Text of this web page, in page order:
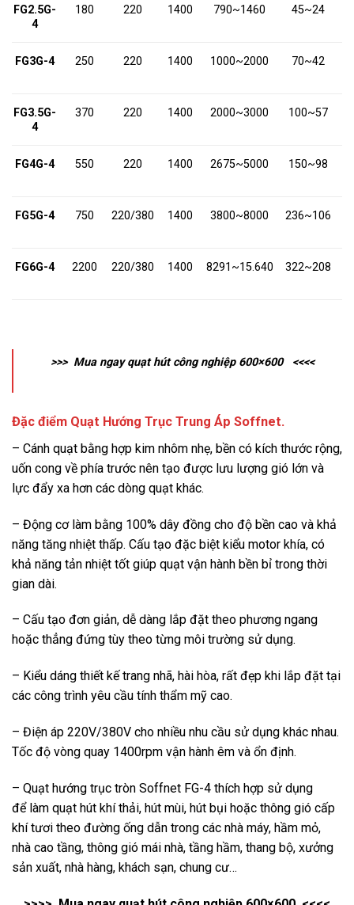
FG2.5G-
4
180 220 1400 790~1460 45~24
FG3G-4 250 220 1400 1000~2000 70~42
FG3.5G-
4
370 220 1400 2000~3000 100~57
FG4G-4 550 220 1400 2675~5000 150~98
FG5G-4 750 220/380 1400 3800~8000 236~106
FG6G-4 2200 220/380 1400 8291~15.640 322~208
>>> Mua ngay quạt hút công nghiệp 600×600 <<<<
Đặc điểm Quạt Hướng Trục Trung Áp Soffnet.
– Cánh quạt bằng hợp kim nhôm nhẹ, bền có kích thước rộng,
uốn cong về phía trước nên tạo được lưu lượng gió lớn và
lực đẩy xa hơn các dòng quạt khác.
– Động cơ làm bằng 100% dây đồng cho độ bền cao và khả
năng tăng nhiệt thấp. Cấu tạo đặc biệt kiểu motor khía, có
khả năng tản nhiệt tốt giúp quạt vận hành bền bỉ trong thời
gian dài.
– Cấu tạo đơn giản, dễ dàng lắp đặt theo phương ngang
hoặc thẳng đứng tùy theo từng môi trường sử dụng.
– Kiểu dáng thiết kế trang nhã, hài hòa, rất đẹp khi lắp đặt tại
các công trình yêu cầu tính thẩm mỹ cao.
– Điện áp 220V/380V cho nhiều nhu cầu sử dụng khác nhau.
Tốc độ vòng quay 1400rpm vận hành êm và ổn định.
– Quạt hướng trục tròn Soffnet FG-4 thích hợp sử dụng
để làm quạt hút khí thải, hút mùi, hút bụi hoặc thông gió cấp
khí tươi theo đường ống dẫn trong các nhà máy, hầm mỏ,
nhà cao tầng, thông gió mái nhà, tầng hầm, thang bộ, xưởng
sản xuất, nhà hàng, khách sạn, chung cư…